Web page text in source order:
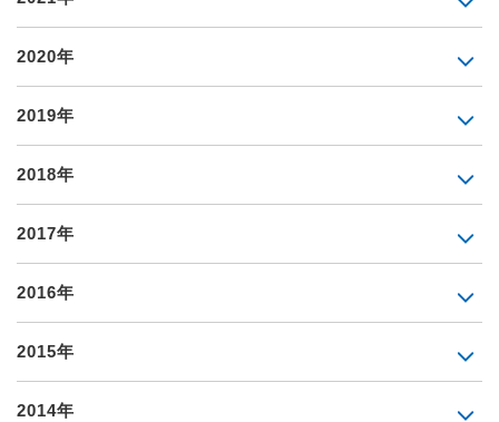
2020年
2019年
2018年
2017年
2016年
2015年
2014年